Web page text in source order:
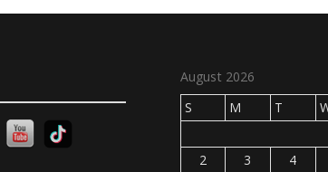
August 2026
S
M T
2
3 4